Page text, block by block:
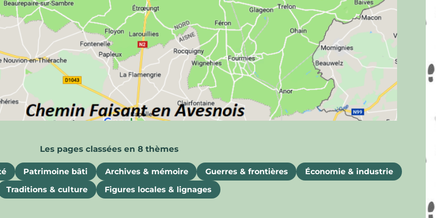
Patrimoine bâti Archives & mémoire Guerres & frontières
Économie & industrie
Traditions & culture
Figures locales & lignages